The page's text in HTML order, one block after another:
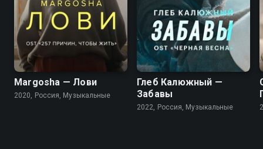
Margosha — Лови
2020, Россия, Музыкальные
Глеб Калюжный —
Забавы
2022, Россия, Музыкальные